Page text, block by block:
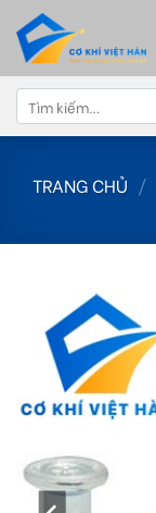
content
Tìm
kiếm:
TRANG CHỦ /